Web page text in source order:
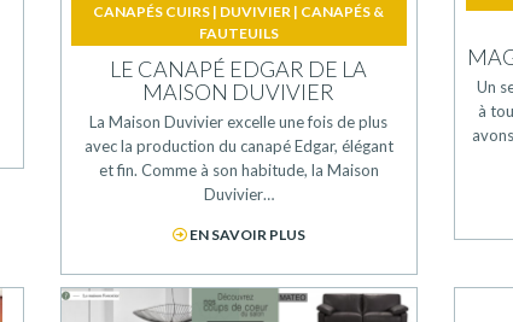
CANAPÉS CUIRS | DUVIVIER | CANAPÉS &
FAUTEUILS
LE CANAPÉ EDGAR DE LA
MAISON DUVIVIER
La Maison Duvivier excelle une fois de plus
avec la production du canapé Edgar, élégant
et fin. Comme à son habitude, la Maison
Duvivier…
EN SAVOIR PLUS
Un
à